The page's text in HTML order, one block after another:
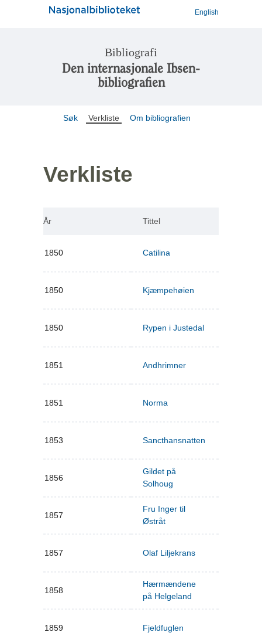
English
Bibliografi
Den internasjonale Ibsen-
bibliografien
Søk Verkliste Om bibliografien
Verkliste
År Tittel
1850 Catilina
1850 Kjæmpehøien
1850 Rypen i Justedal
1851 Andhrimner
1851 Norma
1853 Sancthansnatten
1856
Gildet på
Solhoug
1857
Fru Inger til
Østråt
1857 Olaf Liljekrans
1858
Hærmændene
på Helgeland
1859 Fjeldfuglen